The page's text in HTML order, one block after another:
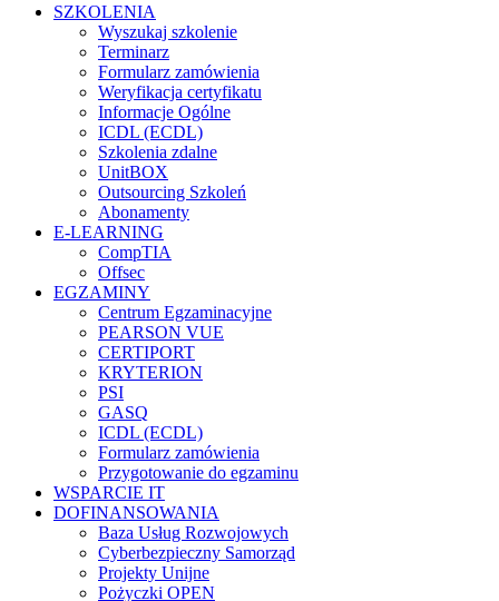
SZKOLENIA
Wyszukaj szkolenie
Terminarz
Formularz zamówienia
Weryfikacja certyfikatu
Informacje Ogólne
ICDL (ECDL)
Szkolenia zdalne
UnitBOX
Outsourcing Szkoleń
Abonamenty
E-LEARNING
CompTIA
Offsec
EGZAMINY
Centrum Egzaminacyjne
PEARSON VUE
CERTIPORT
KRYTERION
PSI
GASQ
ICDL (ECDL)
Formularz zamówienia
Przygotowanie do egzaminu
WSPARCIE IT
DOFINANSOWANIA
Baza Usług Rozwojowych
Cyberbezpieczny Samorząd
Projekty Unijne
Pożyczki OPEN